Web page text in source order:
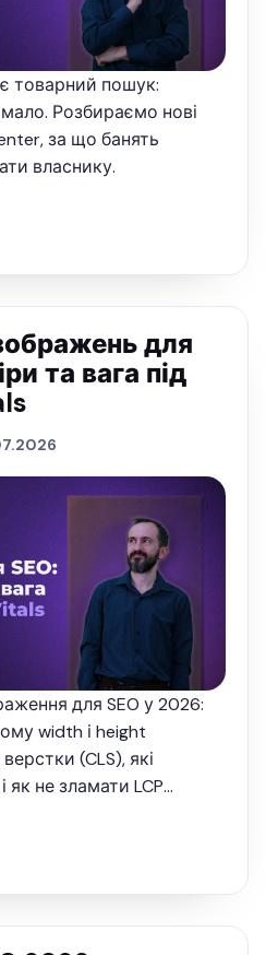
товарний пошук:
Розбираємо нові
за що банять
власнику.
для
та вага під
для SEO у 2026:
width і height
(CLS), які
як не зламати LCP